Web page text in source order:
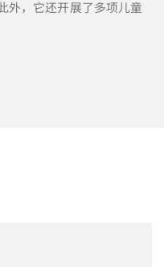
外，它还开展了多项儿童